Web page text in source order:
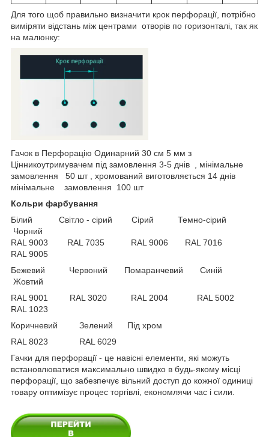
Для того щоб правильно визначити крок перфорації, потрібно
виміряти відстань між центрами отворів по горизонталі, так як
на малюнку:
Гачок в Перфорацію Одинарний 30 см 5 мм з
Цінникоутримувачем під замовлення 3-5 днів , мінімальне
замовлення 50 шт , хромований виготовляється 14 днів
мінімальне замовлення 100 шт
Кольри фарбування
Білий Cвітло - сірий Сірий Темно-сірий
Чорний
RAL 9003 RAL 7035 RAL 9006 RAL 7016
RAL 9005
Бежевий Червоний Помаранчевий Синій
Жовтий
RAL 9001 RAL 3020 RAL 2004 RAL 5002
RAL 1023
Коричневий Зелений Під хром
RAL 8023 RAL 6029
Гачки для перфорації - це навісні елементи, які можуть
встановлюватися максимально швидко в будь-якому місці
перфорації, що забезпечує вільний доступ до кожної одиниці
товару оптимізує процес торгівлі, економлячи час і сили.